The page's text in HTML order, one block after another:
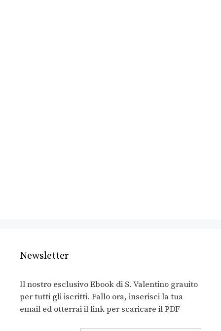
Newsletter
Il nostro esclusivo Ebook di S. Valentino grauito
per tutti gli iscritti. Fallo ora, inserisci la tua
email ed otterrai il link per scaricare il PDF